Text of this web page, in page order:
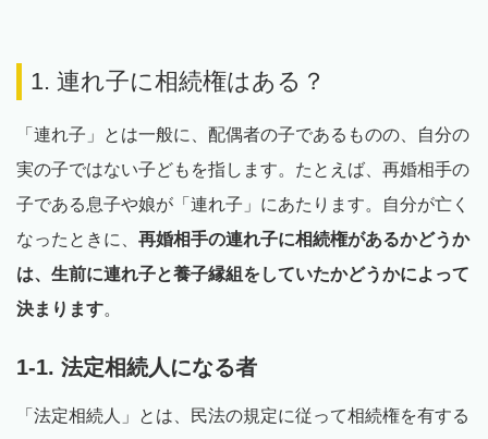
1. 連れ子に相続権はある？
「連れ子」とは一般に、配偶者の子であるものの、自分の
実の子ではない子どもを指します。たとえば、再婚相手の
子である息子や娘が「連れ子」にあたります。自分が亡く
なったときに、 再婚相手の連れ子に相続権があるかどうか
は、生前に連れ子と養子縁組をしていたかどうかによって
決まります。
1-1. 法定相続人になる者
「法定相続人」とは、民法の規定に従って相続権を有する